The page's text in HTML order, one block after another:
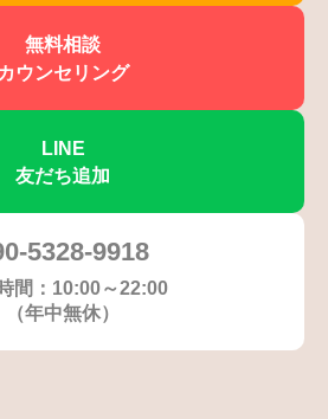
無料相談
カウンセリング
LINE
友だち追加
5328-9918
間：10:00～22:00
（年中無休）